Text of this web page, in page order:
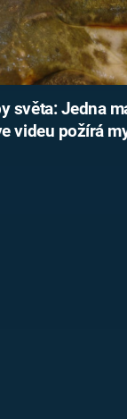
světa: Jedna
videu požírá